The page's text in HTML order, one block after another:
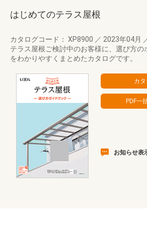
はじめてのテラス屋根
カタログコード： XP8900 ／ 2023年04月
テラス屋根ご検討中のお客様に、選び方
をわかりやすくまとめたカタログです。
お知らせ表